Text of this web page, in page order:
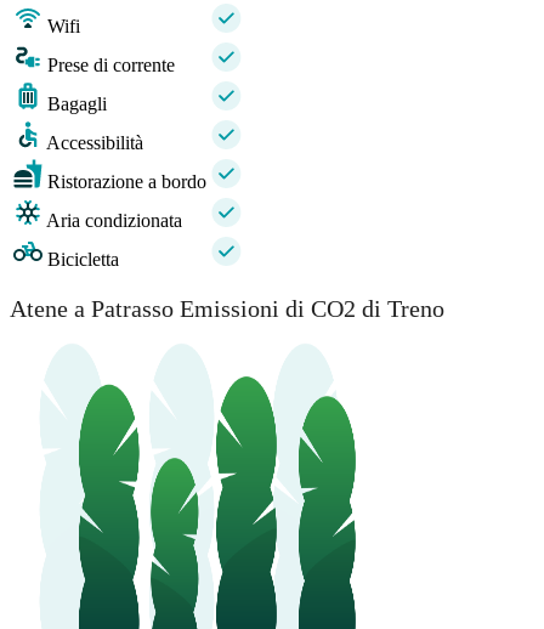
Wifi
Prese di corrente
Bagagli
Accessibilità
Ristorazione a bordo
Aria condizionata
Bicicletta
Atene a Patrasso Emissioni di CO2 di Treno